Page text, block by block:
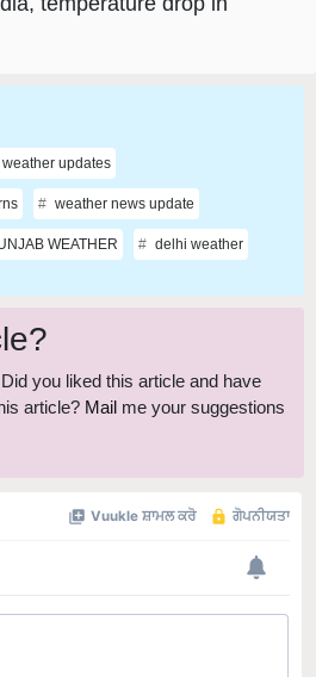
updates
weather news update
WEATHER delhi weather
you liked this article and have
article? Mail me your suggestions